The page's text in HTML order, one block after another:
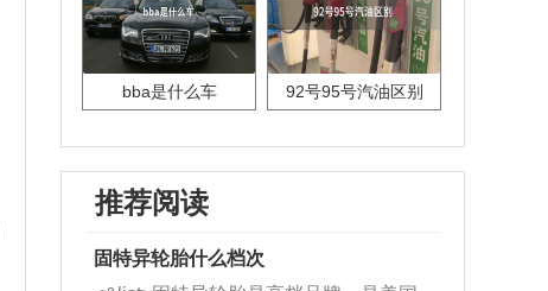
bba是什么车 92号95号汽油区别
推荐阅读
固特异轮胎什么档次